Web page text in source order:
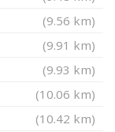
(9.56 km)
(9.91 km)
(9.93 km)
(10.06 km)
(10.42 km)